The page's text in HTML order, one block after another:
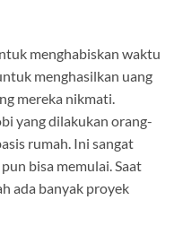
menghabiskan waktu
menghasilkan uang
mereka nikmati.
yang dilakukan orang-
rumah. Ini sangat
bisa memulai. Saat
ada banyak proyek